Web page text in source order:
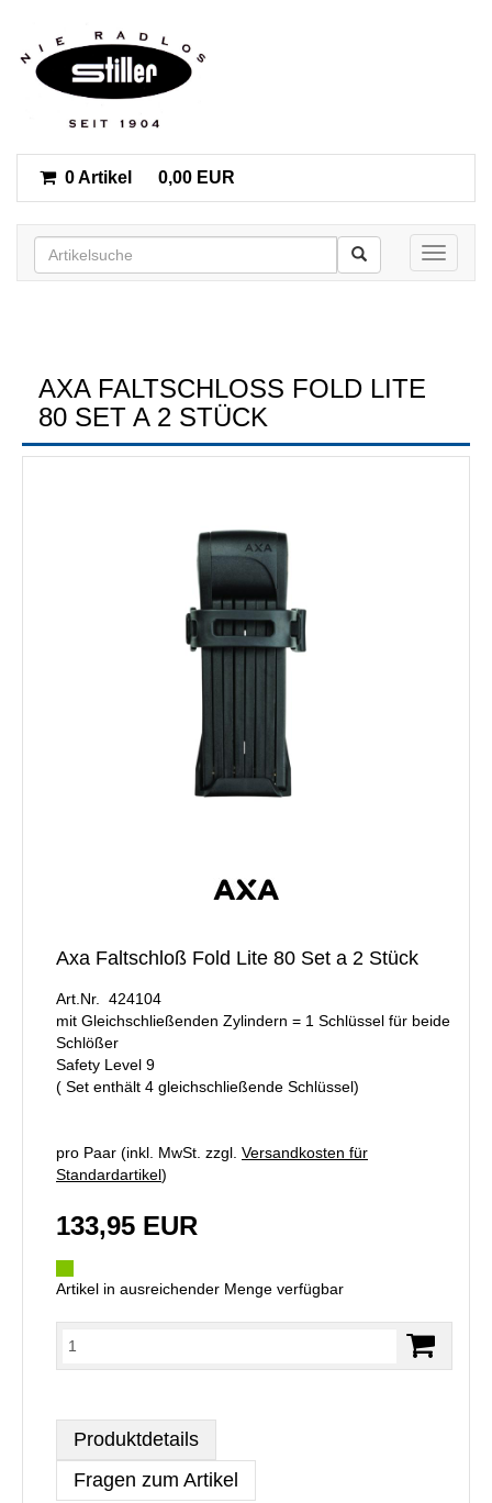
0 Artikel 0,00 EUR
Toggle
AXA FALTSCHLOSS FOLD LITE 8
0 SET A 2 STÜCK
Axa Faltschloß Fold Lite 80 Set a 2 Stück
Art.Nr. 424104
mit Gleichschließenden Zylindern = 1 Schlüssel für beide
Schlößer
Safety Level 9
( Set enthält 4 gleichschließende Schlüssel)
pro Paar (inkl. MwSt. zzgl. Versandkosten für
Standardartikel)
133,95 EUR
Artikel in ausreichender Menge verfügbar
Produktdetails
Fragen zum Artikel